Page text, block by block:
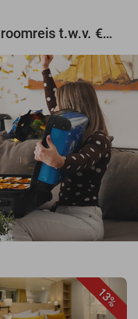
Maak gratis kans op een droomreis t.w.v. €3.000!
13%